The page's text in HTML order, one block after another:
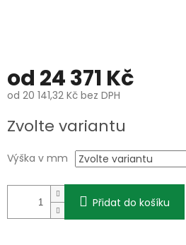
od 24 371 Kč
od 20 141,32 Kč bez DPH
cena:
Zvolte variantu
Výška v mm
Přidat do košíku